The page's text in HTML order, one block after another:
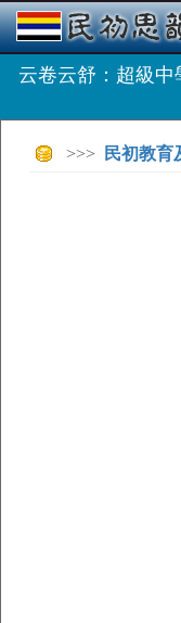
云卷云舒：超級中
>>> 民初教育